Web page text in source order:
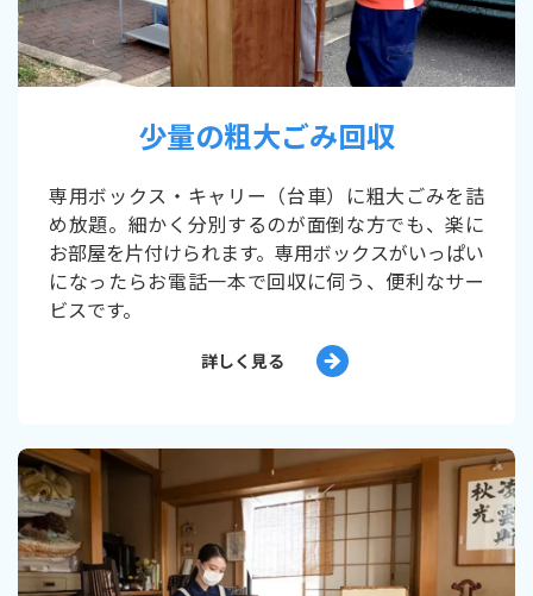
少量の粗大ごみ回収
専用ボックス・キャリー（台車）に粗大ごみを詰
め放題。細かく分別するのが面倒な方でも、楽に
お部屋を片付けられます。専用ボックスがいっぱい
になったらお電話一本で回収に伺う、便利なサー
ビスです。
詳しく見る